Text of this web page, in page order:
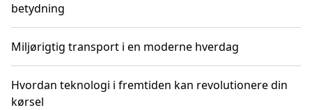
betydning
Miljørigtig transport i en moderne hverdag
Hvordan teknologi i fremtiden kan revolutionere din
kørsel